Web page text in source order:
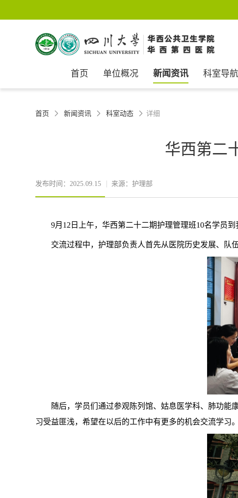
首页 单位概况 新闻资讯 科室导航
首页  新闻资讯  科室动态  详细
华西第二
发布时间：2025.09.15 来源：护理部
9月12日上午，华西第二十二期护理管理班10名学员
交流过程中，护理部负责人首先从医院历史发展、队
随后，学员们通过参观陈列馆、姑息医学科、肺功能
习受益匪浅，希望在以后的工作中有更多的机会交流学习。